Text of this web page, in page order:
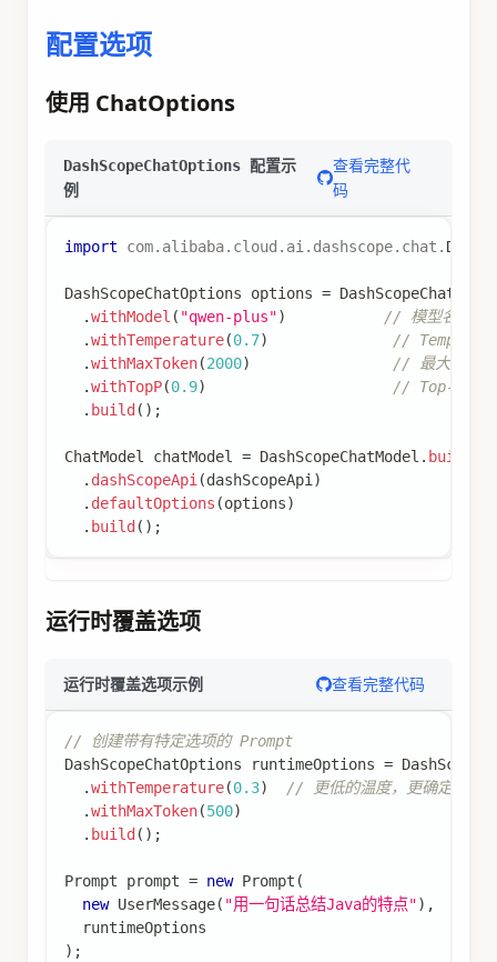
配置选项
使用 ChatOptions
DashScopeChatOptions 配置示
例
查看完整代
码
import com. alibaba. cloud . ai. dashscope. chat .
DashScopeChatOptions options =
.withModel ( "qwen-plus")
// 模型名称
.withTemperature(0.7)
//
.withMaxToken(2000)
// 最大令牌数
.withTopP(0.9)
// Top-P 采
. build ( ) ;
ChatModel chatModel = DashScopeChatModel . builder
. dashScopeApi(dashScopeApi)
. defaultOptions (options)
. build ( ) ;
运行时覆盖选项
运行时覆盖选项示例 查看完整代码
// 创建带有特定选项的 Prompt
DashScopeChatOptions runtimeOptions =
.withTemperature(0.3)
// 更低的温度，更确定的输
.withMaxToken(500)
. build ( ) ;
Prompt prompt = new Prompt (
new UserMessage( "用一句话总结Java的特点") ,
  runtimeOptions
) ;